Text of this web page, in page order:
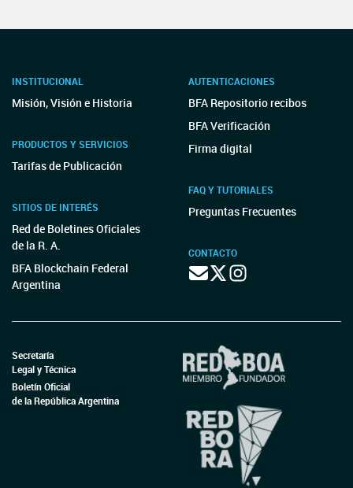
INSTITUCIONAL
Misión, Visión e Historia
PRODUCTOS Y SERVICIOS
Tarifas de Publicación
SITIOS DE INTERÉS
Red de Boletines Oficiales
de la R. A.
BFA Blockchain Federal
Argentina
AUTENTICACIONES
BFA Repositorio recibos
BFA Verificación
Firma digital
FAQ Y TUTORIALES
Preguntas Frecuentes
CONTACTO
Secretaría
Legal y Técnica
Boletín Oficial
de la República Argentina